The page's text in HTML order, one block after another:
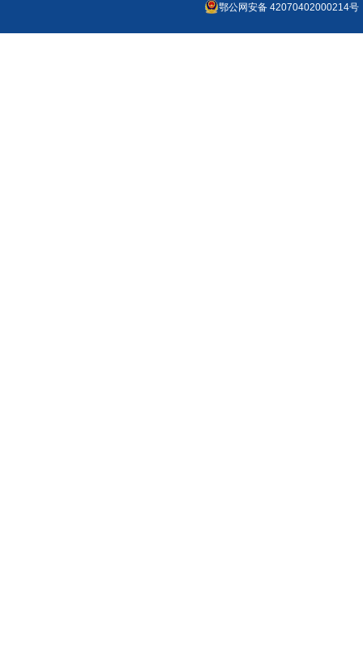
鄂公网安备 42070402000214号